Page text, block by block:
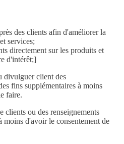
des clients afin d'améliorer la
services;
directement sur les produits et
d'intérêt;]
divulguer client des
fins supplémentaires à moins
faire.
clients ou des renseignements
moins d'avoir le consentement de